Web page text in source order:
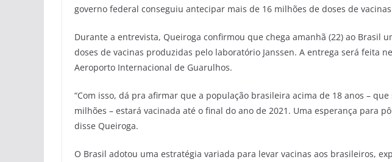
governo federal conseguiu antecipar mais de 16 milhões de doses de
Durante a entrevista, Queiroga confirmou que chega amanhã (22) ao Brasil
doses de vacinas produzidas pelo laboratório Janssen. A entrega será feita
Aeroporto Internacional de Guarulhos.
“Com isso, dá pra afirmar que a população brasileira acima de 18 anos –
milhões – estará vacinada até o final do ano de 2021. Uma esperança para
disse Queiroga.
O Brasil adotou uma estratégia variada para levar vacinas aos brasileiros,